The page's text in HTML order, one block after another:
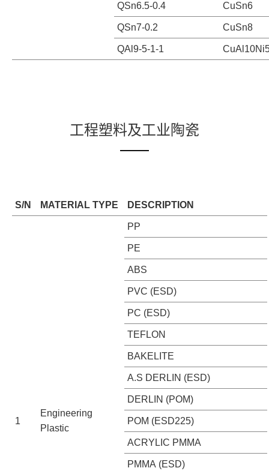
QSn6.5-0.4 CuSn6
QSn7-0.2 CuSn8
QAl9-5-1-1
工程塑料及工业陶瓷
S/N MATERIAL TYPE DESCRIPTION
1
Engineering
Plastic
PP
PE
ABS
PVC (ESD)
PC (ESD)
TEFLON
BAKELITE
A.S DERLIN (ESD)
DERLIN (POM)
POM (ESD225)
ACRYLIC PMMA
PMMA (ESD)